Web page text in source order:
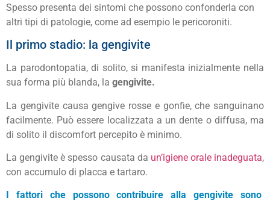
Spesso presenta dei sintomi che possono confonderla con
altri tipi di patologie, come ad esempio le pericoroniti.
Il primo stadio: la gengivite
La parodontopatia, di solito, si manifesta inizialmente nella
sua forma più blanda, la gengivite.
La gengivite causa gengive rosse e gonfie, che sanguinano
facilmente. Può essere localizzata a un dente o diffusa, ma
di solito il discomfort percepito è minimo.
La gengivite è spesso causata da un’igiene orale inadeguata,
con accumulo di placca e tartaro.
I fattori che possono contribuire alla gengivite sono